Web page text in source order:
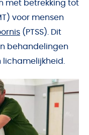
met betrekking tot
voor mensen
(PTSS). Dit
behandelingen